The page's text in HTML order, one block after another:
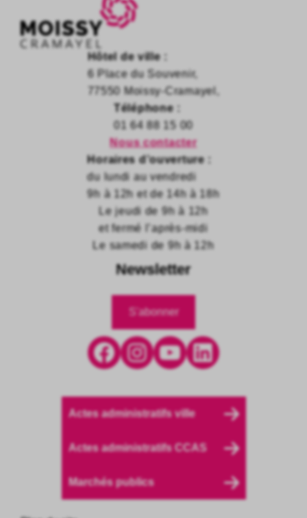
Hôtel de ville :
6 Place du Souvenir,
77550 Moissy-Cramayel,
Téléphone :
01 64 88 15 00
Nous contacter
Horaires d’ouverture :
du lundi au vendredi
9h à 12h et de 14h à 18h
Le jeudi de 9h à 12h
et fermé l’après-midi
Le samedi de 9h à 12h
Newsletter
S'abonner
Facebook Instagram YouTube LinkedIn
Actes administratifs ville
Actes administratifs CCAS
Marchés publics